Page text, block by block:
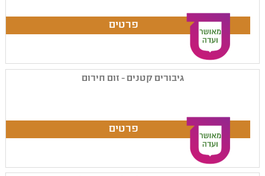
גיבורים קטנים - זום חירום